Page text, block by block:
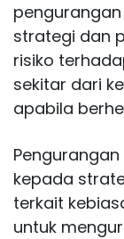
strategi dan
risiko
sekitar dari
apabila
kepada
terkait
untuk